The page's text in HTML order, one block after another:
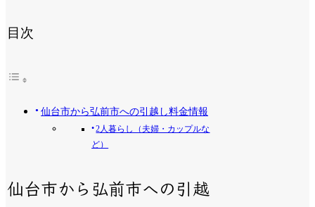
目次
仙台市から弘前市への引越し料金情報
2人暮らし（夫婦・カップルな
ど）
仙台市から弘前市への引越